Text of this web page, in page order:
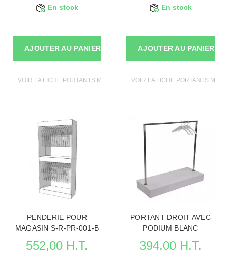
En stock
AJOUTER AU PANIER
VOIR LA FICHE PORTANTS MAGASIN
En stock
AJOUTER AU PANIER
VOIR LA FICHE PORTANTS
PENDERIE POUR
MAGASIN S-R-PR-001-B
552,00 H.T.
PORTANT DROIT AVEC
PODIUM BLANC
394,00 H.T.